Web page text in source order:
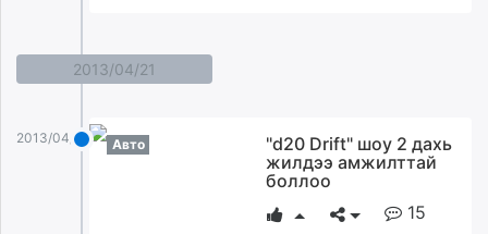
2013/04/21
2013/04/21 Авто
"d20 Drift" шоу 2 дахь
жилдээ амжилттай
боллоо
15